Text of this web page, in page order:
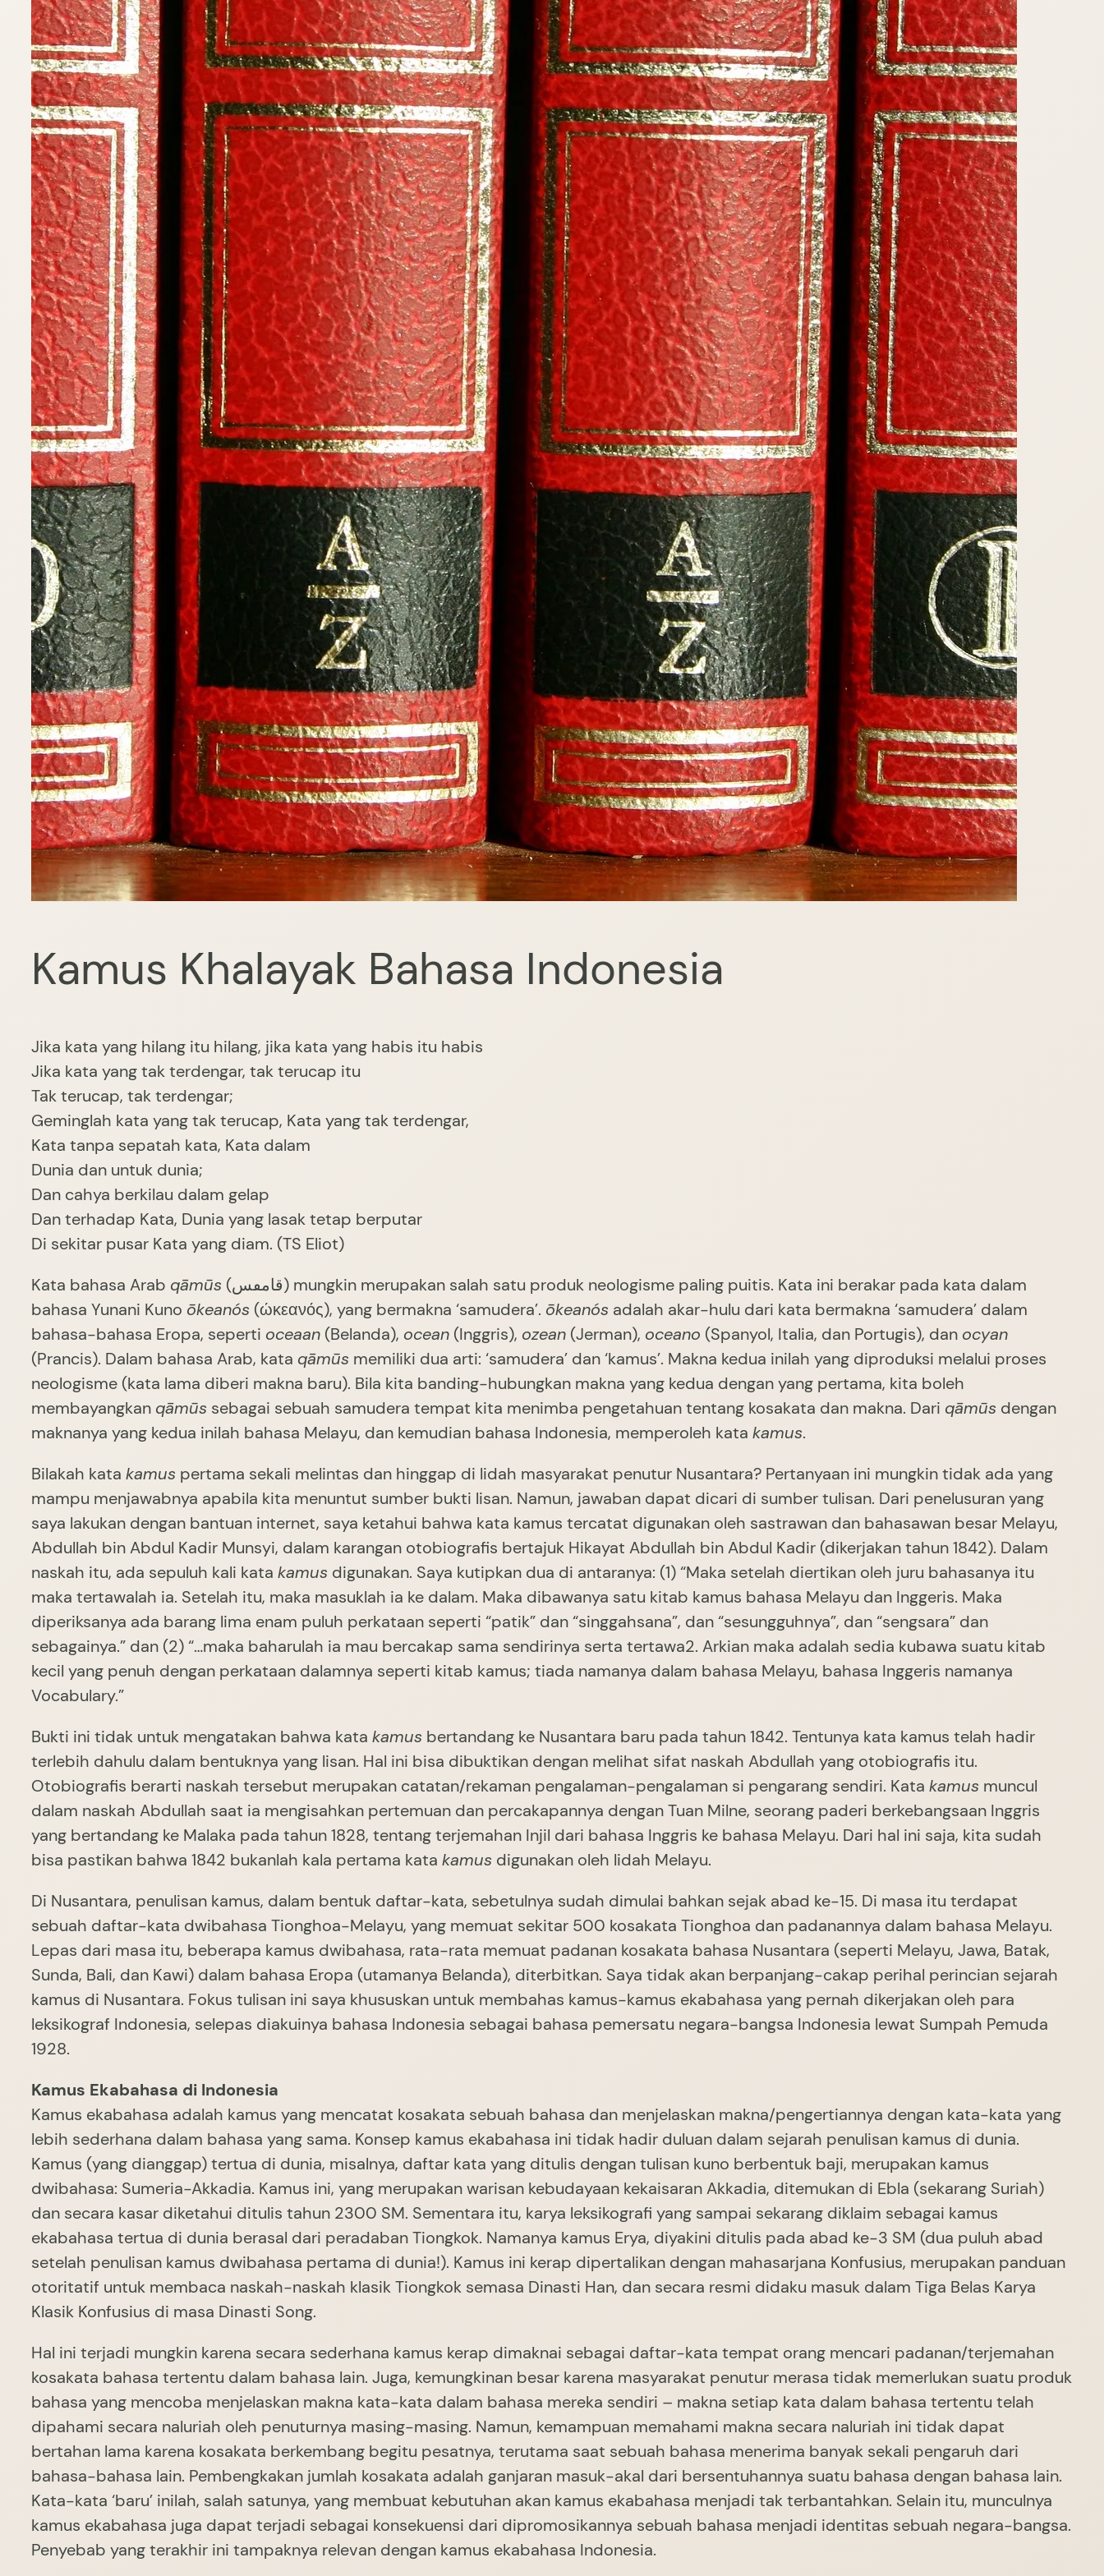
Kamus Khalayak Bahasa Indonesia
Jika kata yang hilang itu hilang, jika kata yang habis itu habis
Jika kata yang tak terdengar, tak terucap itu
Tak terucap, tak terdengar;
Geminglah kata yang tak terucap, Kata yang tak terdengar,
Kata tanpa sepatah kata, Kata dalam
Dunia dan untuk dunia;
Dan cahya berkilau dalam gelap
Dan terhadap Kata, Dunia yang lasak tetap berputar
Di sekitar pusar Kata yang diam. (TS Eliot)
Kata bahasa Arab qāmūs (قامٯس) mungkin merupakan salah satu produk neologisme paling puitis. Kata ini berakar pada kata dalam
bahasa Yunani Kuno ōkeanós (ώκεανός), yang bermakna ‘samudera’. ōkeanós adalah akar-hulu dari kata bermakna ‘samudera’ dalam
bahasa-bahasa Eropa, seperti oceaan (Belanda), ocean (Inggris), ozean (Jerman), oceano (Spanyol, Italia, dan Portugis), dan ocyan
(Prancis). Dalam bahasa Arab, kata qāmūs memiliki dua arti: ‘samudera’ dan ‘kamus’. Makna kedua inilah yang diproduksi melalui proses
neologisme (kata lama diberi makna baru). Bila kita banding-hubungkan makna yang kedua dengan yang pertama, kita boleh
membayangkan qāmūs sebagai sebuah samudera tempat kita menimba pengetahuan tentang kosakata dan makna. Dari qāmūs dengan
maknanya yang kedua inilah bahasa Melayu, dan kemudian bahasa Indonesia, memperoleh kata kamus.
Bilakah kata kamus pertama sekali melintas dan hinggap di lidah masyarakat penutur Nusantara? Pertanyaan ini mungkin tidak ada yang
mampu menjawabnya apabila kita menuntut sumber bukti lisan. Namun, jawaban dapat dicari di sumber tulisan. Dari penelusuran yang
saya lakukan dengan bantuan internet, saya ketahui bahwa kata kamus tercatat digunakan oleh sastrawan dan bahasawan besar Melayu,
Abdullah bin Abdul Kadir Munsyi, dalam karangan otobiografis bertajuk Hikayat Abdullah bin Abdul Kadir (dikerjakan tahun 1842). Dalam
naskah itu, ada sepuluh kali kata kamus digunakan. Saya kutipkan dua di antaranya: (1) “Maka setelah diertikan oleh juru bahasanya itu
maka tertawalah ia. Setelah itu, maka masuklah ia ke dalam. Maka dibawanya satu kitab kamus bahasa Melayu dan Inggeris. Maka
diperiksanya ada barang lima enam puluh perkataan seperti “patik” dan “singgahsana”, dan “sesungguhnya”, dan “sengsara” dan
sebagainya.” dan (2) “…maka baharulah ia mau bercakap sama sendirinya serta tertawa2. Arkian maka adalah sedia kubawa suatu kitab
kecil yang penuh dengan perkataan dalamnya seperti kitab kamus; tiada namanya dalam bahasa Melayu, bahasa Inggeris namanya
Vocabulary.”
Bukti ini tidak untuk mengatakan bahwa kata kamus bertandang ke Nusantara baru pada tahun 1842. Tentunya kata kamus telah hadir
terlebih dahulu dalam bentuknya yang lisan. Hal ini bisa dibuktikan dengan melihat sifat naskah Abdullah yang otobiografis itu.
Otobiografis berarti naskah tersebut merupakan catatan/rekaman pengalaman-pengalaman si pengarang sendiri. Kata kamus muncul
dalam naskah Abdullah saat ia mengisahkan pertemuan dan percakapannya dengan Tuan Milne, seorang paderi berkebangsaan Inggris
yang bertandang ke Malaka pada tahun 1828, tentang terjemahan Injil dari bahasa Inggris ke bahasa Melayu. Dari hal ini saja, kita sudah
bisa pastikan bahwa 1842 bukanlah kala pertama kata kamus digunakan oleh lidah Melayu.
Di Nusantara, penulisan kamus, dalam bentuk daftar-kata, sebetulnya sudah dimulai bahkan sejak abad ke-15. Di masa itu terdapat
sebuah daftar-kata dwibahasa Tionghoa-Melayu, yang memuat sekitar 500 kosakata Tionghoa dan padanannya dalam bahasa Melayu.
Lepas dari masa itu, beberapa kamus dwibahasa, rata-rata memuat padanan kosakata bahasa Nusantara (seperti Melayu, Jawa, Batak,
Sunda, Bali, dan Kawi) dalam bahasa Eropa (utamanya Belanda), diterbitkan. Saya tidak akan berpanjang-cakap perihal perincian sejarah
kamus di Nusantara. Fokus tulisan ini saya khususkan untuk membahas kamus-kamus ekabahasa yang pernah dikerjakan oleh para
leksikograf Indonesia, selepas diakuinya bahasa Indonesia sebagai bahasa pemersatu negara-bangsa Indonesia lewat Sumpah Pemuda
1928.
Kamus Ekabahasa di Indonesia
Kamus ekabahasa adalah kamus yang mencatat kosakata sebuah bahasa dan menjelaskan makna/pengertiannya dengan kata-kata yang
lebih sederhana dalam bahasa yang sama. Konsep kamus ekabahasa ini tidak hadir duluan dalam sejarah penulisan kamus di dunia.
Kamus (yang dianggap) tertua di dunia, misalnya, daftar kata yang ditulis dengan tulisan kuno berbentuk baji, merupakan kamus
dwibahasa: Sumeria-Akkadia. Kamus ini, yang merupakan warisan kebudayaan kekaisaran Akkadia, ditemukan di Ebla (sekarang Suriah)
dan secara kasar diketahui ditulis tahun 2300 SM. Sementara itu, karya leksikografi yang sampai sekarang diklaim sebagai kamus
ekabahasa tertua di dunia berasal dari peradaban Tiongkok. Namanya kamus Erya, diyakini ditulis pada abad ke-3 SM (dua puluh abad
setelah penulisan kamus dwibahasa pertama di dunia!). Kamus ini kerap dipertalikan dengan mahasarjana Konfusius, merupakan panduan
otoritatif untuk membaca naskah-naskah klasik Tiongkok semasa Dinasti Han, dan secara resmi didaku masuk dalam Tiga Belas Karya
Klasik Konfusius di masa Dinasti Song.
Hal ini terjadi mungkin karena secara sederhana kamus kerap dimaknai sebagai daftar-kata tempat orang mencari padanan/terjemahan
kosakata bahasa tertentu dalam bahasa lain. Juga, kemungkinan besar karena masyarakat penutur merasa tidak memerlukan suatu produk
bahasa yang mencoba menjelaskan makna kata-kata dalam bahasa mereka sendiri – makna setiap kata dalam bahasa tertentu telah
dipahami secara naluriah oleh penuturnya masing-masing. Namun, kemampuan memahami makna secara naluriah ini tidak dapat
bertahan lama karena kosakata berkembang begitu pesatnya, terutama saat sebuah bahasa menerima banyak sekali pengaruh dari
bahasa-bahasa lain. Pembengkakan jumlah kosakata adalah ganjaran masuk-akal dari bersentuhannya suatu bahasa dengan bahasa lain.
Kata-kata ‘baru’ inilah, salah satunya, yang membuat kebutuhan akan kamus ekabahasa menjadi tak terbantahkan. Selain itu, munculnya
kamus ekabahasa juga dapat terjadi sebagai konsekuensi dari dipromosikannya sebuah bahasa menjadi identitas sebuah negara-bangsa.
Penyebab yang terakhir ini tampaknya relevan dengan kamus ekabahasa Indonesia.